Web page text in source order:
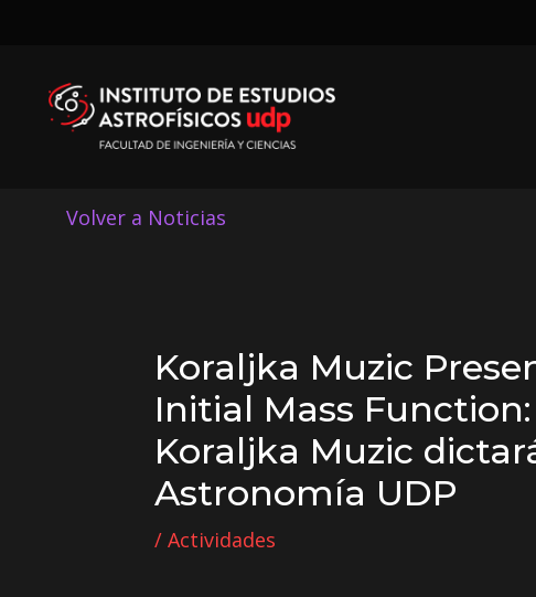
Volver a Noticias
Koraljka Muzic
Initial Mass
Koraljka Muzic
Astronomía UDP
/Actividades